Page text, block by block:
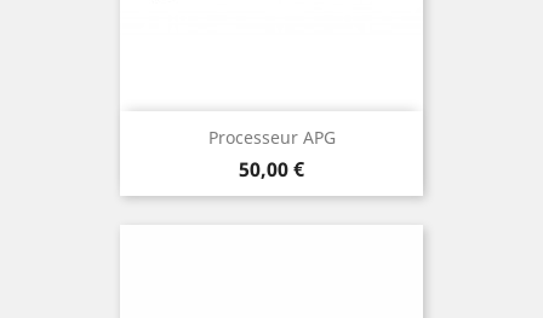
Processeur APG
Prix
50,00 €